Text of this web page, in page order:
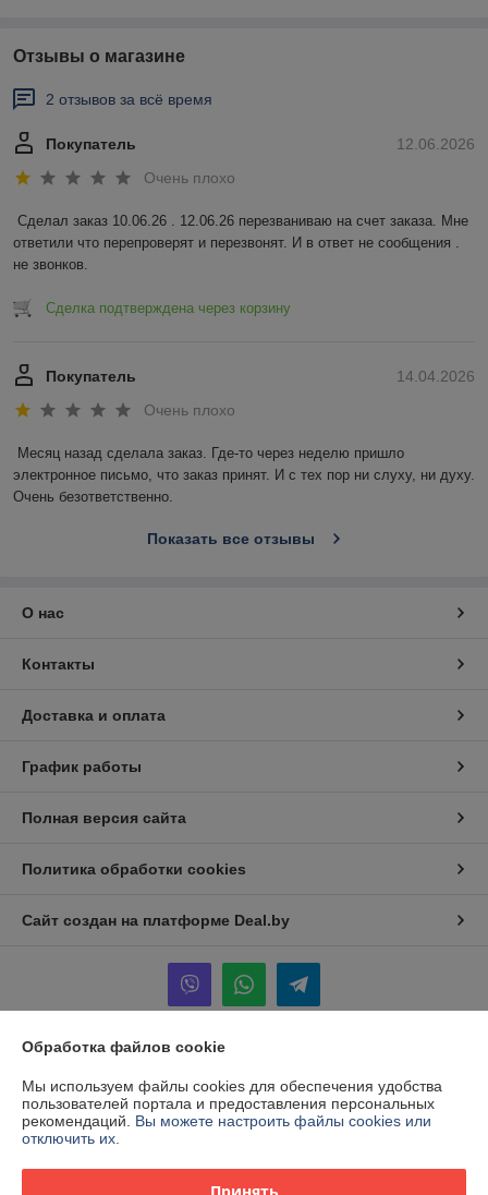
Отзывы о магазине
2 отзывов за всё время
12.06.2026
Покупатель
Очень плохо
Сделал заказ 10.06.26 . 12.06.26 перезваниваю на счет заказа. Мне
ответили что перепроверят и перезвонят. И в ответ не сообщения .
не звонков.
Сделка подтверждена через корзину
14.04.2026
Покупатель
Очень плохо
Месяц назад сделала заказ. Где-то через неделю пришло
электронное письмо, что заказ принят. И с тех пор ни слуху, ни духу.
Очень безответственно.
Показать все отзывы
О нас
Контакты
Доставка и оплата
График работы
Полная версия сайта
Политика обработки cookies
Сайт создан на платформе Deal.by
Юридическое лицо:Общество с ограниченной ответственностью
"КААВ ГРУПП"
213051,Могилевская обл., г.Белыничи ул. Дайнеко 6
Регистрационный номер ЕГР: 791228366
Обработка файлов cookie
Мы используем файлы cookies для обеспечения удобства
пользователей портала и предоставления персональных
рекомендаций. Вы можете настроить файлы cookies или
отключить их.
Принять